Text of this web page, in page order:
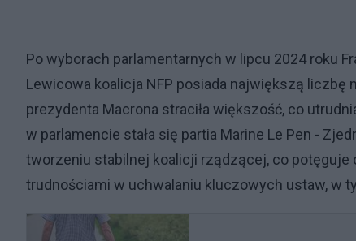
Po wyborach parlamentarnych w lipcu 2024 roku
Lewicowa koalicja NFP posiada największą liczbę
prezydenta Macrona straciła większość, co
w parlamencie stała się partia Marine Le Pen -
tworzeniu stabilnej koalicji rządzącej, co
trudnościami w uchwalaniu kluczowych ustaw, w